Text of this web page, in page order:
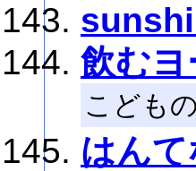
飲む
こども
はんて